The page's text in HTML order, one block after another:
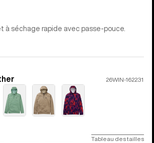
à séchage rapide avec passe-pouce.
26WIN-162231
Tableau des tailles